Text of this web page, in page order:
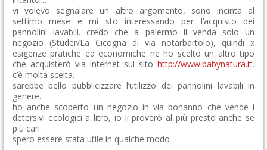
vi volevo segnalare un altro argomento, sono incinta al
settimo mese e mi sto interessando per l’acquisto dei
pannolini lavabili. credo che a palermo li venda solo un
negozio (Studer/La Cicogna di via notarbartolo), quindi x
esigenze pratiche ed economiche ne ho scelto un altro tipo
che acquisterò via internet sul sito http://www.babynatura.it,
c’è molta scelta.
sarebbe bello pubblicizzare l’utilizzo dei pannolini lavabili in
genere.
ho anche scoperto un negozio in via bonanno che vende i
detersivi ecologici a litro, io li proverò al più presto anche se
più cari.
spero essere stata utile in qualche modo